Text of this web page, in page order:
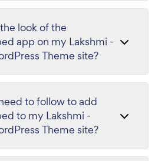
look of the
app on my Lakshmi -
Theme site?
to follow to add
to my Lakshmi -
Theme site?